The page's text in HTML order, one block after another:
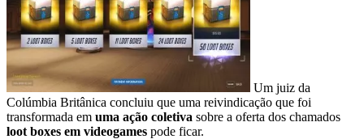
Um juiz da
Colúmbia Britânica concluiu que uma reivindicação que foi
transformada em uma ação coletiva sobre a oferta dos chamados
loot boxes em videogames pode ficar.